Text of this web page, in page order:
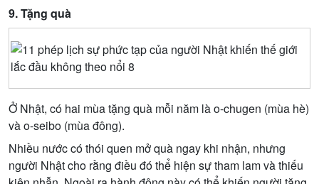
9. Tặng quà
Ở Nhật, có hai mùa tặng quà mỗi năm là o-chugen (mùa hè)
và o-seibo (mùa đông).
Nhiều nước có thói quen mở quà ngay khi nhận, nhưng
người Nhật cho rằng điều đó thể hiện sự tham lam và thiếu